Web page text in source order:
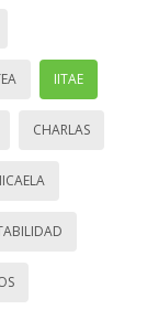
IITAE
CHARLAS